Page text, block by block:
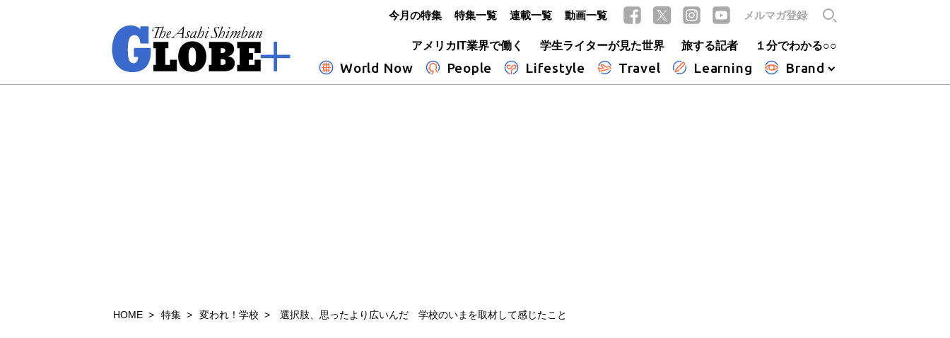
アメリカIT業界で働く
学生ライターが見た世界 旅する記者 １分でわかる○○
World Now People Lifestyle Travel Learning Brand
今月の特集 特集一覧 連載一覧 動画一覧 メルマガ登録
HOME 特集 変われ！学校 選択肢、思ったより広いんだ 学校のいまを取材して感じたこと